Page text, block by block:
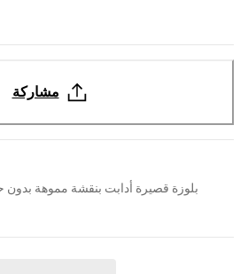
مشاركة
بلوزة قصيرة أدابت بنقشة مموهة بدون